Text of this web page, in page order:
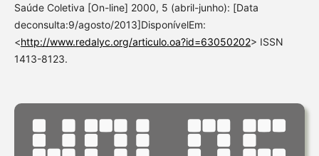
Saúde Coletiva [On-line] 2000, 5 (abril-junho): [Data
deconsulta:9/agosto/2013]DisponívelEm:
<http://www.redalyc.org/articulo.oa?id=63050202> ISSN
1413-8123.